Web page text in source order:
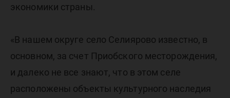
экономики страны.
«В нашем округе село Селиярово известно, в
основном, за счет Приобского месторождения,
и далеко не все знают, что в этом селе
расположены объекты культурного наследия